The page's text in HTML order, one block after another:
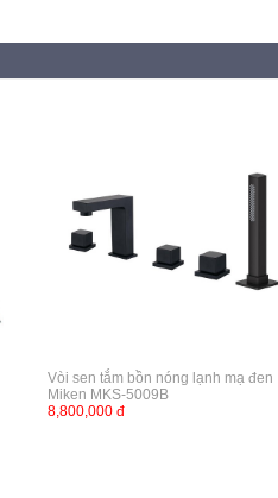
Vòi sen tắm bồn nóng lạnh mạ đen
Miken MKS-5009B
8,800,000 đ